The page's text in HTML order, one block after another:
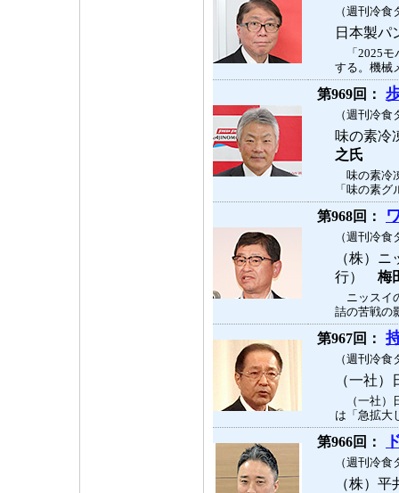
（週刊冷
日本製
「2025モ
する。機械
第969回：
（週刊冷
味の素
之氏
味の素冷
「味の素
第968回：
（週刊冷
（株）
行） 梅
ニッスイ
詰の苦戦の
第967回：
（週刊冷
（一社
（一社）
は「急拡大
第966回：
（週刊冷
（株）